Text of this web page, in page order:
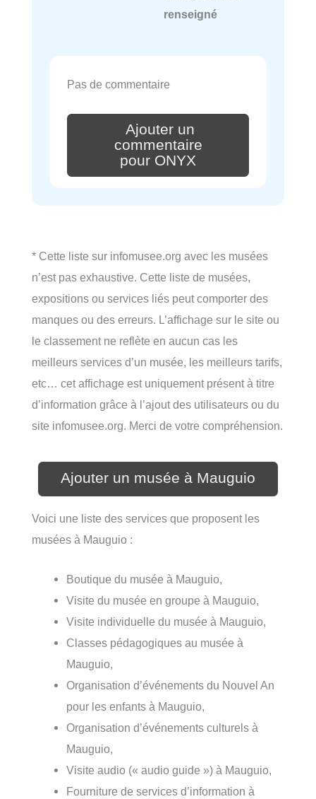
renseigné
Pas de commentaire
Ajouter un
commentaire
pour ONYX
* Cette liste sur infomusee.org avec les musées
n’est pas exhaustive. Cette liste de musées,
expositions ou services liés peut comporter des
manques ou des erreurs. L’affichage sur le site ou
le classement ne reflète en aucun cas les
meilleurs services d’un musée, les meilleurs tarifs,
etc… cet affichage est uniquement présent à titre
d’information grâce à l’ajout des utilisateurs ou du
site infomusee.org. Merci de votre compréhension.
Ajouter un musée à Mauguio
Voici une liste des services que proposent les
musées à Mauguio :
Boutique du musée à Mauguio,
Visite du musée en groupe à Mauguio,
Visite individuelle du musée à Mauguio,
Classes pédagogiques au musée à
Mauguio,
Organisation d’événements du Nouvel An
pour les enfants à Mauguio,
Organisation d’événements culturels à
Mauguio,
Visite audio (« audio guide ») à Mauguio,
Fourniture de services d’information à